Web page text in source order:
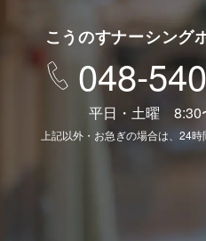
こうのすナーシング
048-
平日・土曜 8:30
上記以外・お急ぎの場合は、24